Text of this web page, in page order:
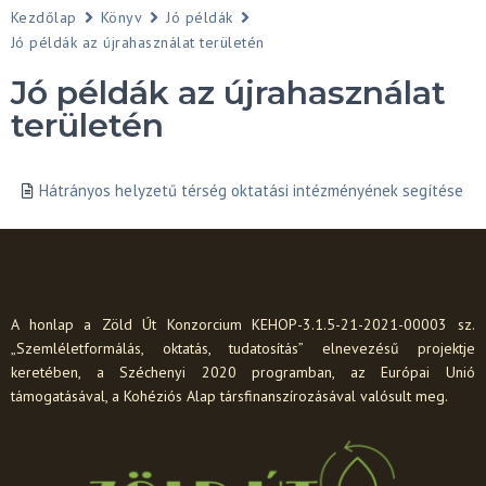
Kezdőlap Könyv
Jó példák
Jó példák az újrahasználat területén
Jó példák az újrahasználat
területén
Hátrányos helyzetű térség oktatási intézményének segítése
A honlap a Zöld Út Konzorcium KEHOP-3.1.5-21-2021-00003 sz.
„Szemléletformálás, oktatás, tudatosítás” elnevezésű projektje
keretében, a Széchenyi 2020 programban, az Európai Unió
támogatásával, a Kohéziós Alap társfinanszírozásával valósult meg.